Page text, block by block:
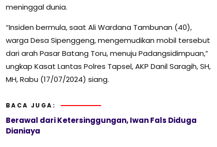
meninggal dunia.
“Insiden bermula, saat Ali Wardana Tambunan (40),
warga Desa Sipenggeng, mengemudikan mobil tersebut
dari arah Pasar Batang Toru, menuju Padangsidimpuan,”
ungkap Kasat Lantas Polres Tapsel, AKP Danil Saragih, SH,
MH, Rabu (17/07/2024) siang.
BACA JUGA:
Berawal dari Ketersinggungan, Iwan Fals Diduga
Dianiaya